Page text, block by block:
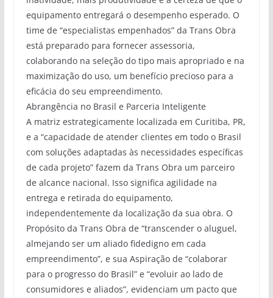
equipamento entregará o desempenho esperado. O
time de “especialistas empenhados” da Trans Obra
está preparado para fornecer assessoria,
colaborando na seleção do tipo mais apropriado e na
maximização do uso, um benefício precioso para a
eficácia do seu empreendimento.
Abrangência no Brasil e Parceria Inteligente
A matriz estrategicamente localizada em Curitiba, PR,
e a “capacidade de atender clientes em todo o Brasil
com soluções adaptadas às necessidades específicas
de cada projeto” fazem da Trans Obra um parceiro
de alcance nacional. Isso significa agilidade na
entrega e retirada do equipamento,
independentemente da localização da sua obra. O
Propósito da Trans Obra de “transcender o aluguel,
almejando ser um aliado fidedigno em cada
empreendimento”, e sua Aspiração de “colaborar
para o progresso do Brasil” e “evoluir ao lado de
consumidores e aliados”, evidenciam um pacto que